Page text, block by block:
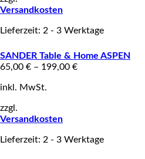
Versandkosten
Lieferzeit: 2 - 3 Werktage
SANDER Table & Home ASPEN
65,00 € – 199,00 €
inkl. MwSt.
zzgl.
Versandkosten
Lieferzeit: 2 - 3 Werktage